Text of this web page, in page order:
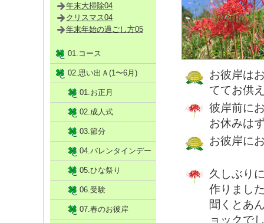
お彼岸は
ててお供
彼岸前に
お休みは
お彼岸に
久しぶり
作りまし
聞くとあ
ョックで
年末大掃除04
クリスマス04
年末年始の過ごし方05
01.コース
02.思い出Ａ(1〜6月)
01.お正月
02.成人式
03.節分
04.バレンタインデー
05.ひな祭り
06.受験
07.春のお彼岸